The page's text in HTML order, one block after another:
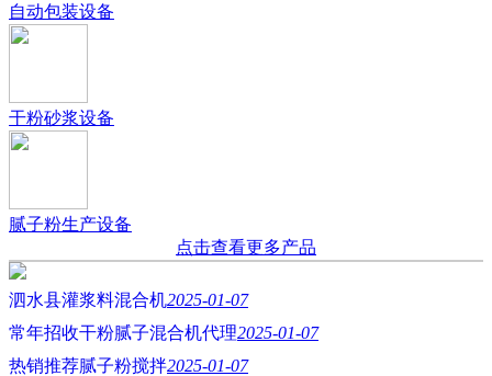
自动包装设备
干粉砂浆设备
腻子粉生产设备
点击查看更多产品
泗水县灌浆料混合机2025-01-07
常年招收干粉腻子混合机代理2025-01-07
热销推荐腻子粉搅拌2025-01-07